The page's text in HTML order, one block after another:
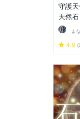
守護
天然
4.9